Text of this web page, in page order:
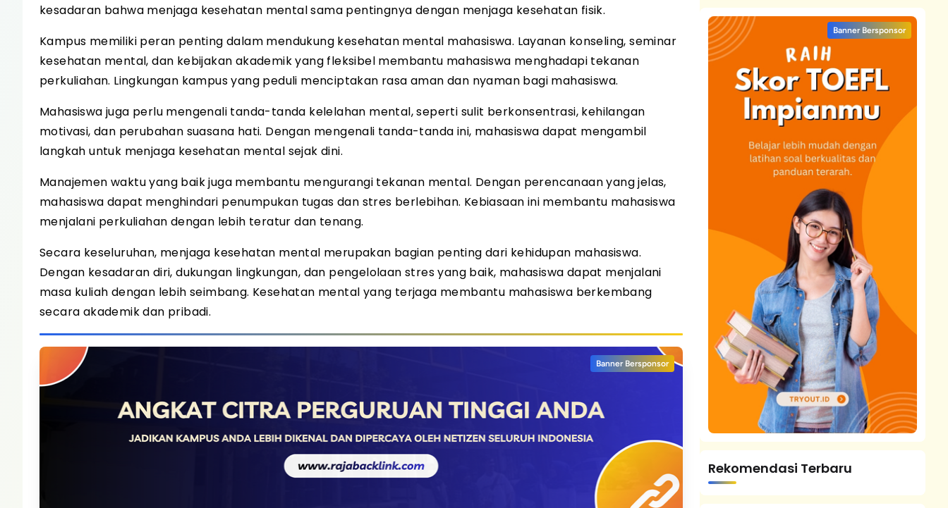
kesadaran bahwa menjaga kesehatan mental sama pentingnya dengan menjaga kesehatan fisik.
Kampus memiliki peran penting dalam mendukung kesehatan mental mahasiswa. Layanan konseling, seminar
kesehatan mental, dan kebijakan akademik yang fleksibel membantu mahasiswa menghadapi tekanan
perkuliahan. Lingkungan kampus yang peduli menciptakan rasa aman dan nyaman bagi mahasiswa.
Mahasiswa juga perlu mengenali tanda-tanda kelelahan mental, seperti sulit berkonsentrasi, kehilangan
motivasi, dan perubahan suasana hati. Dengan mengenali tanda-tanda ini, mahasiswa dapat mengambil
langkah untuk menjaga kesehatan mental sejak dini.
Manajemen waktu yang baik juga membantu mengurangi tekanan mental. Dengan perencanaan yang jelas,
mahasiswa dapat menghindari penumpukan tugas dan stres berlebihan. Kebiasaan ini membantu mahasiswa
menjalani perkuliahan dengan lebih teratur dan tenang.
Secara keseluruhan, menjaga kesehatan mental merupakan bagian penting dari kehidupan mahasiswa.
Dengan kesadaran diri, dukungan lingkungan, dan pengelolaan stres yang baik, mahasiswa dapat menjalani
masa kuliah dengan lebih seimbang. Kesehatan mental yang terjaga membantu mahasiswa berkembang
secara akademik dan pribadi.
Banner Bersponsor
Banner Bersponsor
Rekomendasi Terbaru